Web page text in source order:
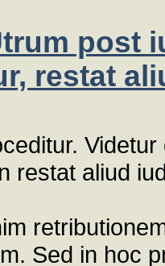
post
restat
restat aliud
Sed in hoc